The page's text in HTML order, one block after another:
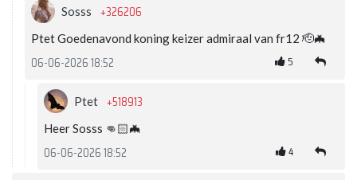
Sosss +326206
Ptet Goedenavond koning keizer admiraal van fr12 🫡🦇
06-06-2026 18:52 5
Ptet +518913
Heer Sosss 👊🏻🦇
06-06-2026 18:52 4